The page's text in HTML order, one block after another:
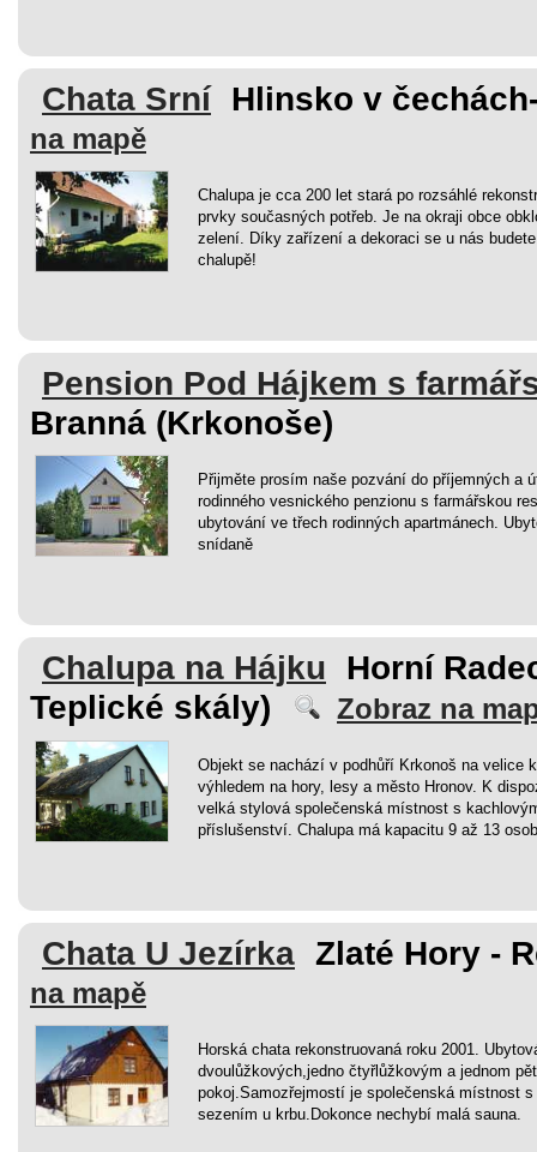
Chata Srní Hlinsko v
na mapě
Chalupa je cca 200 let stará po rozsáhlé
prvky současných potřeb. Je na okraji obce
zelení. Díky zařízení a dekoraci se u nás
chalupě!
Pension Pod Hájkem s
Branná (Krkonoše)
Přijměte prosím naše pozvání do příjemných a
rodinného vesnického penzionu s farmářskou
ubytování ve třech rodinných apartmánech.
snídaně
Chalupa na Hájku
Horní
Teplické skály)
Zobraz na
Objekt se nachází v podhůří Krkonoš na velice
výhledem na hory, lesy a město Hronov. K
velká stylová společenská místnost s
příslušenství. Chalupa má kapacitu 9 až 13
Chata U Jezírka Zlaté Hory -
na mapě
Horská chata rekonstruovaná roku 2001.
dvoulůžkových,jedno čtyřlůžkovým a jednom
pokoj.Samozřejmostí je společenská místnost s
sezením u krbu.Dokonce nechybí malá sauna.